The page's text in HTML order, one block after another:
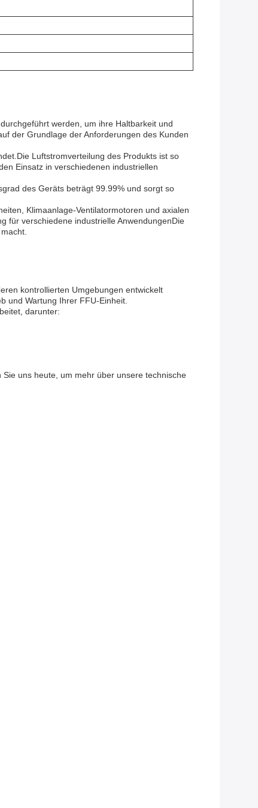
werden, um ihre Haltbarkeit und
der Grundlage der Anforderungen des Kunden
Luftstromverteilung des Produkts ist so
Einsatz in verschiedenen industriellen
des Geräts beträgt 99.99% und sorgt so
Klimaanlage-Ventilatormotoren und axialen
für verschiedene industrielle AnwendungenDie
kontrollierten Umgebungen entwickelt
und Wartung Ihrer FFU-Einheit.
darunter:
uns heute, um mehr über unsere technische